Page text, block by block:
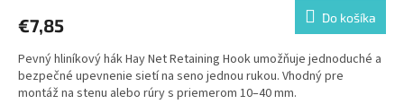
€7,85 Do košíka
Pevný hliníkový hák Hay Net Retaining Hook umožňuje jednoduché a
bezpečné upevnenie sietí na seno jednou rukou. Vhodný pre
montáž na stenu alebo rúry s priemerom 10–40 mm.